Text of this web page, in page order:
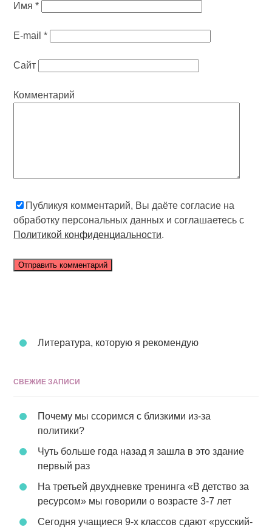
Имя*
E-mail*
Сайт
Комментарий
Публикуя комментарий, Вы даёте согласие на
обработку персональных данных и соглашаетесь с
Политикой конфиденциальности.
Литература, которую я рекомендую
СВЕЖИЕ ЗАПИСИ
Почему мы ссоримся с близкими из-за
политики?
Чуть больше года назад я зашла в это здание
первый раз
На третьей двухдневке тренинга «В детство за
ресурсом» мы говорили о возрасте 3-7 лет
Сегодня учащиеся 9-х классов сдают «русский-